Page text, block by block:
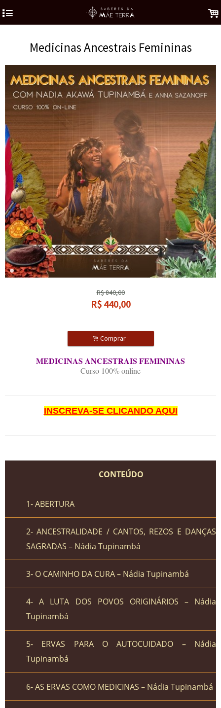
4 .
Medicinas Ancestrais Femininas
R$840,00
R$ 440,00
. Comprar
MEDICINAS ANCESTRAIS FEMININAS
Curso 100% online
INSCREVA-SE CLICANDO AQUI
CONTEÚDO
1- ABERTURA
2- ANCESTRALIDADE / CANTOS, REZOS E DANÇAS
SAGRADAS – Nádia Tupinambá
3- O CAMINHO DA CURA – Nádia Tupinambá
4- A LUTA DOS POVOS ORIGINÁRIOS – Nádia
Tupinambá
5- ERVAS PARA O AUTOCUIDADO – Nádia
Tupinambá
6- AS ERVAS COMO MEDICINAS – Nádia Tupinambá